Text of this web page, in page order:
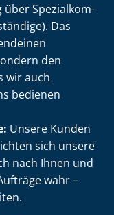
über Spe­zi­al­kom­
Das
den
wir auch
bedienen
Unsere Kunden
sich unsere
nach Ihnen und
wahr –